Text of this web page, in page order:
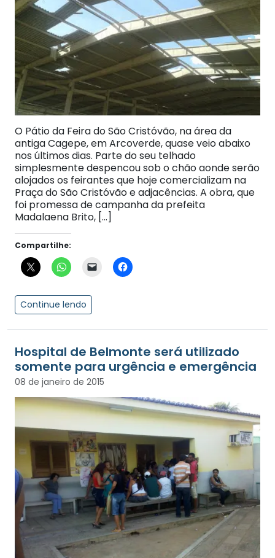
O Pátio da Feira do São Cristóvão, na área da
antiga Cagepe, em Arcoverde, quase veio abaixo
nos últimos dias. Parte do seu telhado
simplesmente despencou sob o chão aonde serão
alojados os feirantes que hoje comercializam na
Praça do São Cristóvão e adjacências. A obra, que
foi promessa de campanha da prefeita
Madalaena Brito, […]
Compartilhe:
Continue lendo
Hospital de Belmonte será utilizado
somente para urgência e emergência
08 de janeiro de 2015